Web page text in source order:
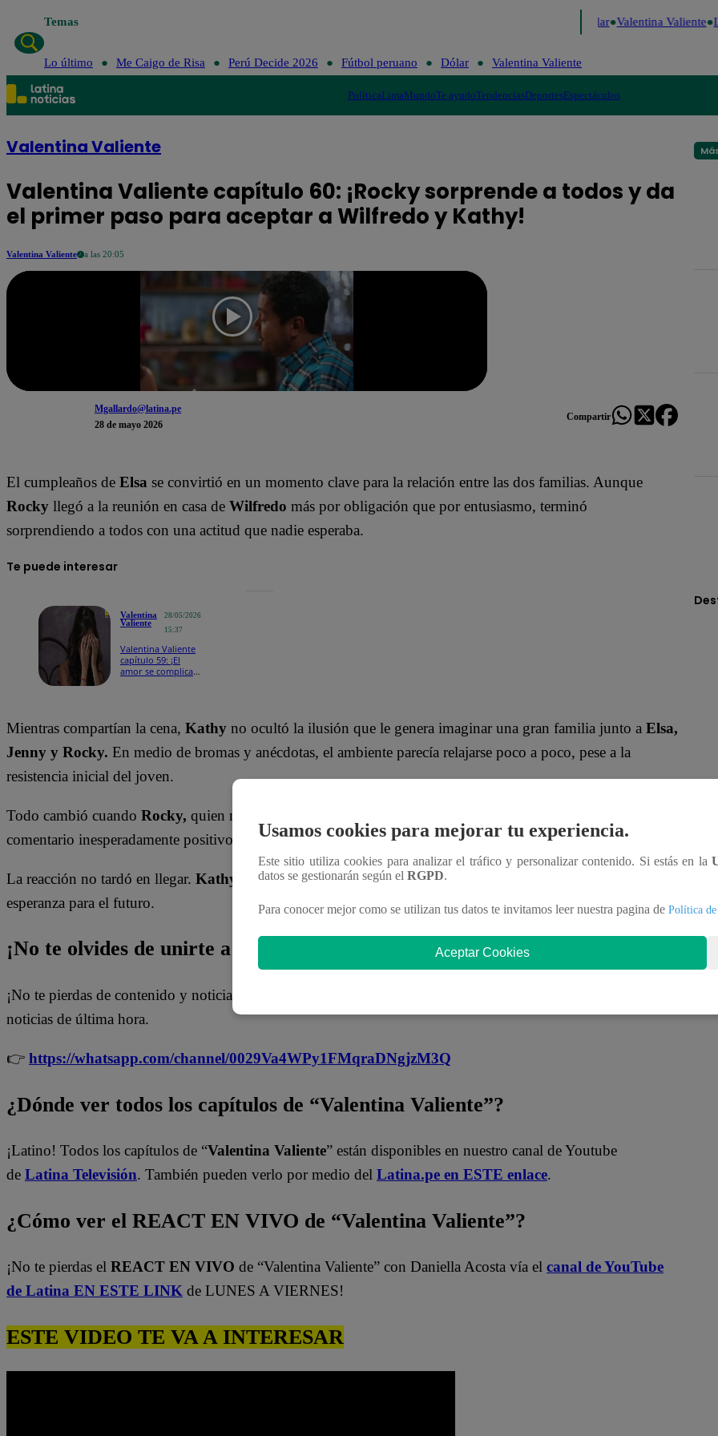
Temas Dólar Valentina Valiente
Lo último Me Caigo de Risa Perú Decide 2026 Fútbol peruano Dólar Valentina Valiente
PolíticaLimaMundoTe ayudoTendenciasDeportesEspectáculos
Valentina Valiente
Valentina Valiente capítulo 60: ¡Rocky sorprende a todos y da
el primer paso para aceptar a Wilfredo y Kathy!
Valentina Valiente a las 20:05
Mgallardo@latina.pe
28 de mayo 2026
Compartir
El cumpleaños de Elsa se convirtió en un momento clave para la relación entre las dos familias. Aunque
Rocky llegó a la reunión en casa de Wilfredo más por obligación que por entusiasmo, terminó
sorprendiendo a todos con una actitud que nadie esperaba.
Te puede interesar
Valentina
Valiente
28/05/2026
15:37
Valentina Valiente
capítulo 59: ¡El
amor se complica!
Mientras compartían la cena, Kathy no ocultó la ilusión que le genera imaginar una gran familia junto a Elsa,
Jenny y Rocky. En medio de bromas y anécdotas, el ambiente parecía relajarse poco a poco, pese a la
resistencia inicial del joven.
Todo cambió cuando Rocky, quien mantiene un rechazo hacia la relación entre su mamá y
comentario inesperadamente positivo sobre la comida.“Sí, está bueno”, dijo.
La reacción no tardó en llegar. Kathy
se emocionó al escuchar el elogio y lo tomó como una señal de
esperanza para el futuro.
¡No te olvides de unirte a nuestro canal oficial!
¡No te pierdas de contenido y noticias
noticias de última hora.
👉 https://whatsapp.com/channel/0029Va4WPy1FMqraDNgjzM3Q
¿Dónde ver todos los capítulos de “Valentina Valiente”?
¡Latino! Todos los capítulos de “Valentina Valiente” están disponibles en nuestro canal de Youtube
de Latina Televisión. También pueden verlo por medio del Latina.pe en ESTE enlace.
¿Cómo ver el REACT EN VIVO de “Valentina Valiente”?
¡No te pierdas el REACT EN VIVO de “Valentina Valiente” con Daniella Acosta vía el canal de YouTube
de Latina EN ESTE LINK de LUNES A VIERNES!
ESTE VIDEO TE VA A INTERESAR
Usamos cookies para mejorar tu experiencia.
Este sitio utiliza cookies para analizar el tráfico y personalizar contenido. Si estás en la
datos se gestionarán según el RGPD.
Para conocer mejor como se utilizan tus datos te invitamos leer nuestra pagina de Política
Aceptar Cookies